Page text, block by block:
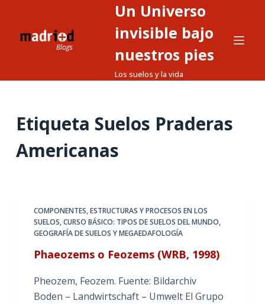
o
Un Universo
invisible bajo
nuestros pies
Los suelos y la vida
Etiqueta Suelos Praderas
Americanas
COMPONENTES, ESTRUCTURAS Y PROCESOS EN LOS
SUELOS,CURSO BÁSICO: TIPOS DE SUELOS DEL MUNDO,
GEOGRAFÍA DE SUELOS Y MEGAEDAFOLOGÍA
Phaeozems o Feozems (WRB, 1998)
Pheozem, Feozem. Fuente: Bildarchiv
Boden – Landwirtschaft – Umwelt El Grupo